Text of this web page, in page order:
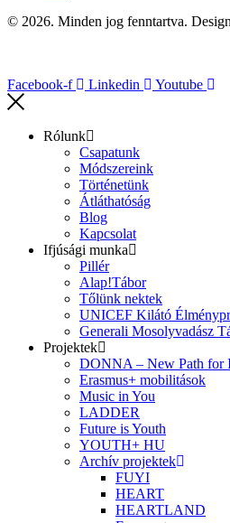
© 2026. Minden jog fenntartva.
Facebook-f Linkedin Youtube
Rólunk
Csapatunk
Módszereink
Történetünk
Átláthatóság
Blog
Kapcsolat
Ifjúsági munka
Pillér
Alap!Tábor
Tőlünk nektek
UNICEF Kilátó
Generali Mosolyvadász
Projektek
DONNA – New Path for
Erasmus+ mobilitások
Music in You
LADDER
Future is Youth
YOUTH+ HU
Archív projektek
FUYI
HEART
HEARTLAND